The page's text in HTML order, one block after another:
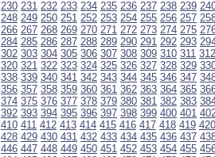
230 231 232 233 234 235 236 237 238 239
248 249 250 251 252 253 254 255 256 257
266 267 268 269 270 271 272 273 274 275
284 285 286 287 288 289 290 291 292 293
302 303 304 305 306 307 308 309 310 311 312
320 321 322 323 324 325 326 327 328 329
338 339 340 341 342 343 344 345 346 347
356 357 358 359 360 361 362 363 364 365
374 375 376 377 378 379 380 381 382 383
392 393 394 395 396 397 398 399 400 401
410 411 412 413 414 415 416 417 418 419 420
428 429 430 431 432 433 434 435 436 437
446 447 448 449 450 451 452 453 454 455